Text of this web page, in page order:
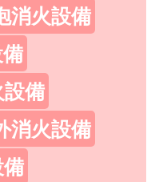
消火設備
備
消火設備